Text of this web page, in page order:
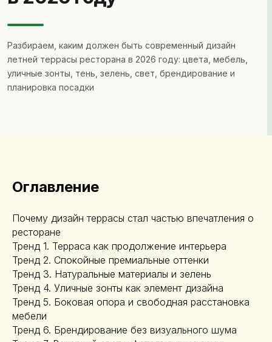
Разбираем, каким должен быть современный дизайн
летней террасы ресторана в 2026 году: цвета, мебель,
уличные зонты, тень, зелень, свет, брендирование и
планировка посадки
Оглавление
Почему дизайн террасы стал частью впечатления о
ресторане
Тренд 1. Терраса как продолжение интерьера
Тренд 2. Спокойные премиальные оттенки
Тренд 3. Натуральные материалы и зелень
Тренд 4. Уличные зонты как элемент дизайна
Тренд 5. Боковая опора и свободная расстановка
мебели
Тренд 6. Брендирование без визуального шума